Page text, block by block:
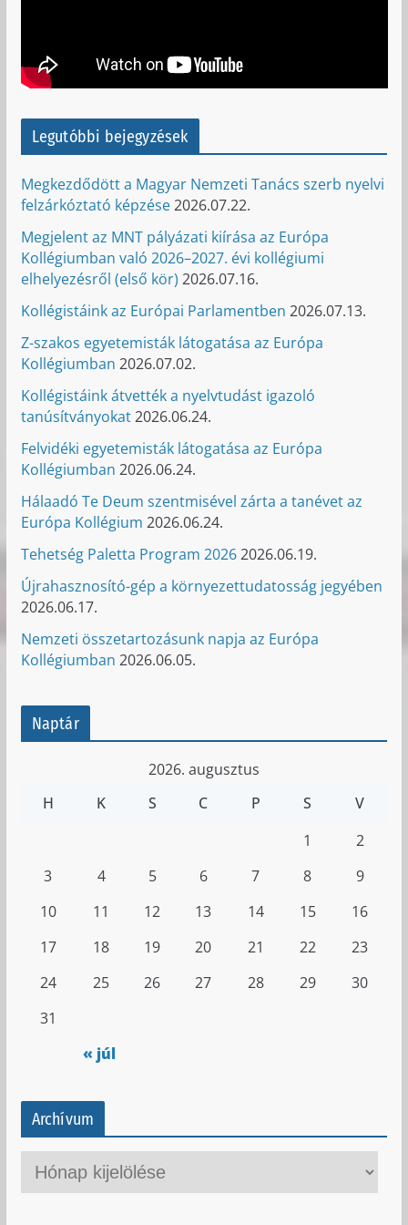
Legutóbbi bejegyzések
Megkezdődött a Magyar Nemzeti Tanács szerb nyelvi
felzárkóztató képzése2026.07.22.
Megjelent az MNT pályázati kiírása az Európa
Kollégiumban való 2026–2027. évi kollégiumi
elhelyezésről (első kör) 2026.07.16.
Kollégistáink az Európai Parlamentben 2026.07.13.
Z-szakos egyetemisták látogatása az Európa
Kollégiumban 2026.07.02.
Kollégistáink átvették a nyelvtudást igazoló
tanúsítványokat2026.06.24.
Felvidéki egyetemisták látogatása az Európa
Kollégiumban 2026.06.24.
Hálaadó Te Deum szentmisével zárta a tanévet az
Európa Kollégium 2026.06.24.
Tehetség Paletta Program 20262026.06.19.
Újrahasznosító-gép a környezettudatosság jegyében
2026.06.17.
Nemzeti összetartozásunk napja az Európa
Kollégiumban 2026.06.05.
Naptár
2026. augusztus
H
K S C P S V
« júl
1
2
3
4 5 6 7 8
9
10
11 12 13 14 15
16
17
18 19 20 21 22
23
24
25 26 27 28 29
30
31
Archívum
r